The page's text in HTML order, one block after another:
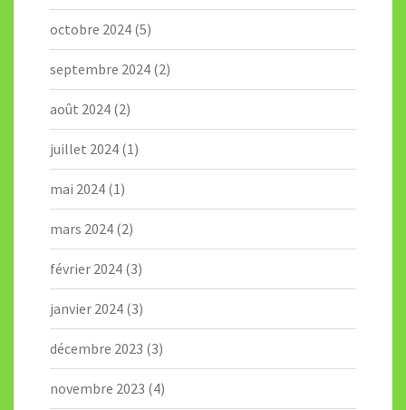
octobre 2024 (5)
septembre 2024 (2)
août 2024 (2)
juillet 2024 (1)
mai 2024 (1)
mars 2024 (2)
février 2024 (3)
janvier 2024 (3)
décembre 2023 (3)
novembre 2023 (4)